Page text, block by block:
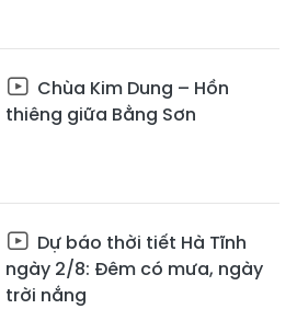
Chùa Kim Dung – Hồn
thiêng giữa Bằng Sơn
Dự báo thời tiết Hà Tĩnh
ngày 2/8: Đêm có mưa, ngày
trời nắng